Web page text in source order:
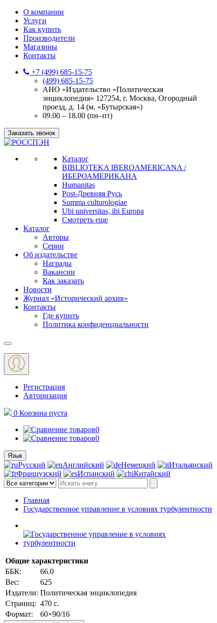
О компании
Услуги
Как купить
Производители
Магазины
Контакты
+7 (499) 685-15-75
(499) 685-15-75
АНО «Издательство «Политическая
энциклопедия» 127254, г. Москва, Огородный
проезд, д. 14 (м. «Бутырская»)
09.00 – 18.00 (пн–пт)
Заказать звонок
Каталог
BIBLIOTEKA IBEROAMERICANA /
ИБЕРОАМЕРИКАНА
Humanitas
Post-Древняя Русь
Summa culturologiae
Ubi universitas, ibi Europa
Смотреть еще
Каталог
Авторы
Серии
Об издательстве
Награды
Вакансии
Как заказать
Новости
Журнал «Исторический архив»‎
Контакты
Где купить
Политика конфиденциальности
Меню
Регистрация
Авторизация
0 Корзина пуста
0
0
Язык
Русский Английский Немецкий
Итальянский
Французский
Испанский Китайский
Главная
Государственное управление в условиях турбулентности
Общие характеристики
ББК:
66.0
Вес:
625
Издатели: Политическая энциклопедия
Страниц: 470 с.
Формат:
60×90/16